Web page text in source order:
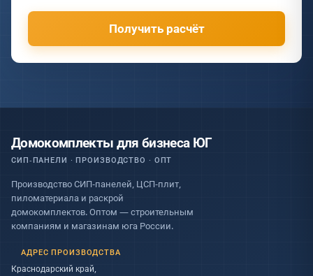
Получить расчёт
Домокомплекты для бизнеса ЮГ
СИП-ПАНЕЛИ · ПРОИЗВОДСТВО · ОПТ
Производство СИП-панелей, ЦСП-плит,
пиломатериала и раскрой
домокомплектов. Оптом — строительным
компаниям и магазинам юга России.
АДРЕС ПРОИЗВОДСТВА
Краснодарский край,